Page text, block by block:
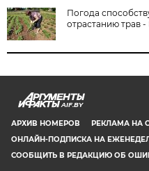
Погода
отрастанию трав
AIF.BY
АРХИВ НОМЕРОВ РЕКЛАМА НА
ОНЛАЙН-ПОДПИСКА НА
СООБЩИТЬ В РЕДАКЦИЮ ОБ